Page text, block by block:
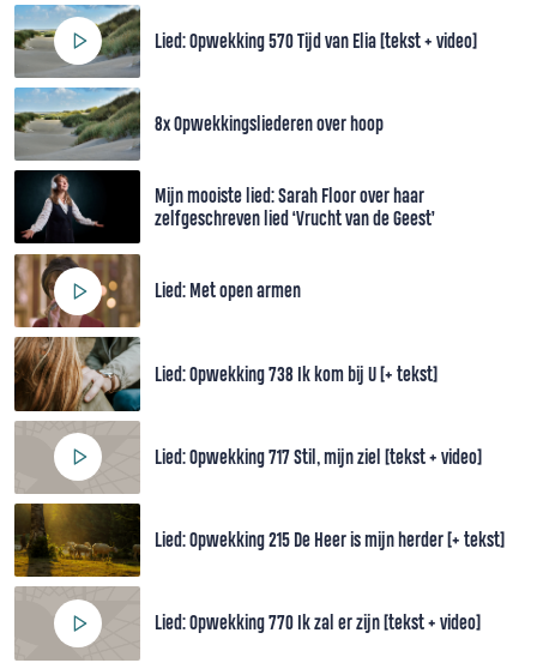
Lied: Opwekking 570 Tijd van Elia [tekst + video]
8x Opwekkingsliederen over hoop
Mijn mooiste lied: Sarah Floor over haar
zelfgeschreven lied ‘Vrucht van de Geest’
Lied: Met open armen
Lied: Opwekking 738 Ik kom bij U [+ tekst]
Lied: Opwekking 717 Stil, mijn ziel [tekst + video]
Lied: Opwekking 215 De Heer is mijn herder [+ tekst]
Lied: Opwekking 770 Ik zal er zijn [tekst + video]